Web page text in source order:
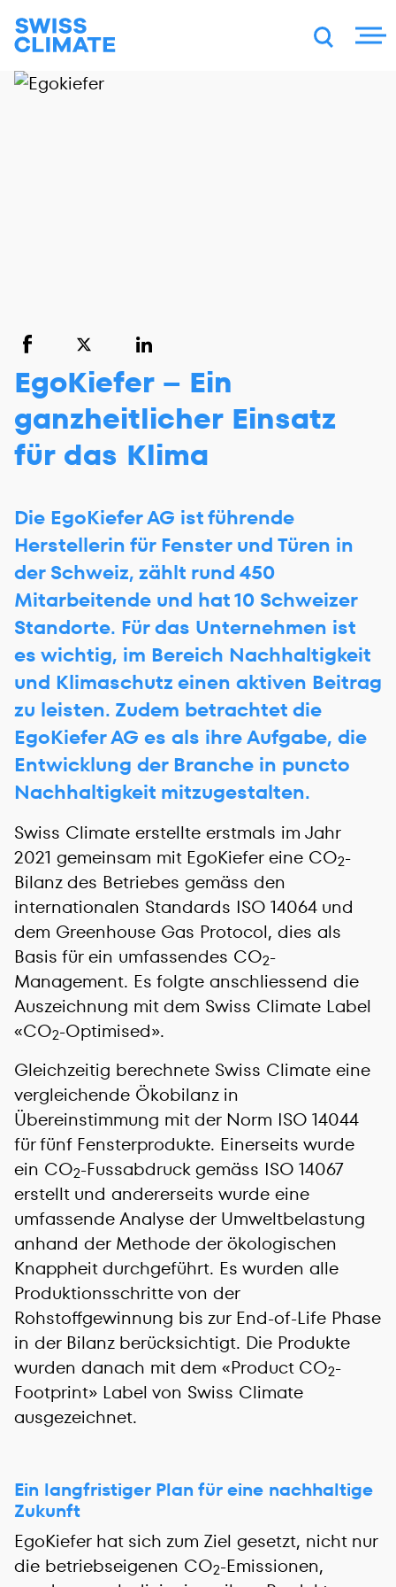
DE FR EN
EgoKiefer – Ein
ganzheitlicher Einsatz
für das Klima
Die EgoKiefer AG ist führende
Herstellerin für Fenster und Türen in
der Schweiz, zählt rund 450
Mitarbeitende und hat 10 Schweizer
Standorte. Für das Unternehmen ist
es wichtig, im Bereich Nachhaltigkeit
und Klimaschutz einen aktiven Beitrag
zu leisten. Zudem betrachtet die
EgoKiefer AG es als ihre Aufgabe, die
Entwicklung der Branche in puncto
Nachhaltigkeit mitzugestalten.
Swiss Climate erstellte erstmals im Jahr
2021 gemeinsam mit EgoKiefer eine CO2-
Bilanz des Betriebes gemäss den
internationalen Standards ISO 14064 und
dem Greenhouse Gas Protocol, dies als
Basis für ein umfassendes CO2-
Management. Es folgte anschliessend die
Auszeichnung mit dem Swiss Climate Label
«CO2-Optimised».
Gleichzeitig berechnete Swiss Climate eine
vergleichende Ökobilanz in
Übereinstimmung mit der Norm ISO 14044
für fünf Fensterprodukte. Einerseits wurde
ein CO2-Fussabdruck gemäss ISO 14067
erstellt und andererseits wurde eine
umfassende Analyse der Umweltbelastung
anhand der Methode der ökologischen
Knappheit durchgeführt. Es wurden alle
Produktionsschritte von der
Rohstoffgewinnung bis zur End-of-Life Phase
in der Bilanz berücksichtigt. Die Produkte
wurden danach mit dem «Product CO2-
Footprint» Label von Swiss Climate
ausgezeichnet.
Ein langfristiger Plan für eine nachhaltige
Zukunft
EgoKiefer hat sich zum Ziel gesetzt, nicht nur
die betriebseigenen CO2-Emissionen,